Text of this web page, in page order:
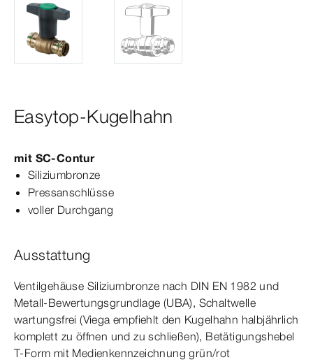
Easytop-Kugelhahn
mit SC‑Contur
Siliziumbronze
Pressanschlüsse
voller Durchgang
Ausstattung
Ventilgehäuse Siliziumbronze nach DIN EN 1982 und
Metall-​Bewertungsgrundlage (UBA), Schaltwelle
wartungsfrei (Viega empfiehlt den Kugelhahn halbjährlich
komplett zu öffnen und zu schließen), Betätigungshebel
T-​Form mit Medienkennzeichnung grün/rot